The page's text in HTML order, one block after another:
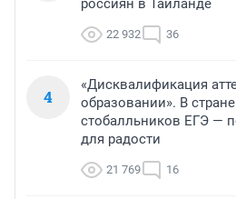
россиян в Таиланде
22 932 36
4
«Дисквалификация
образовании». В
стобалльников ЕГЭ —
для радости
21 769 16